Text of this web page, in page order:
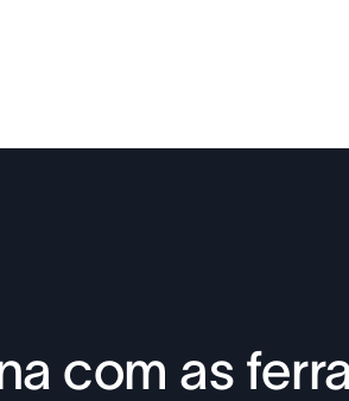
com as